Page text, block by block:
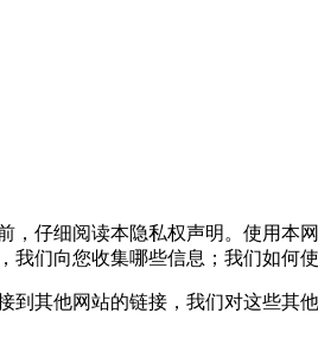
仔细阅读本隐私权声明。使用本
们向您收集哪些信息；我们如何
他网站的链接，我们对这些其